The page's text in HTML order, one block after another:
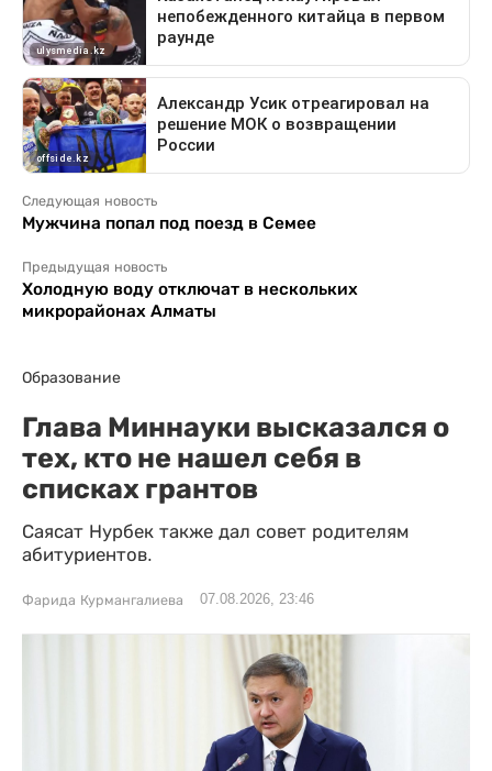
Следующая новость
Мужчина попал под поезд в Семее
Предыдущая новость
Холодную воду отключат в нескольких
микрорайонах Алматы
Образование
Глава Миннауки высказался о
тех, кто не нашел себя в
списках грантов
Саясат Нурбек также дал совет родителям
абитуриентов.
Фарида Курмангалиева 07.08.2026, 23:46